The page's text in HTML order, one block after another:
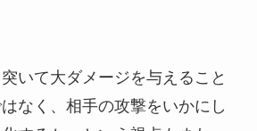
いて大ダメージを与えること
なく、相手の攻撃をいかにし